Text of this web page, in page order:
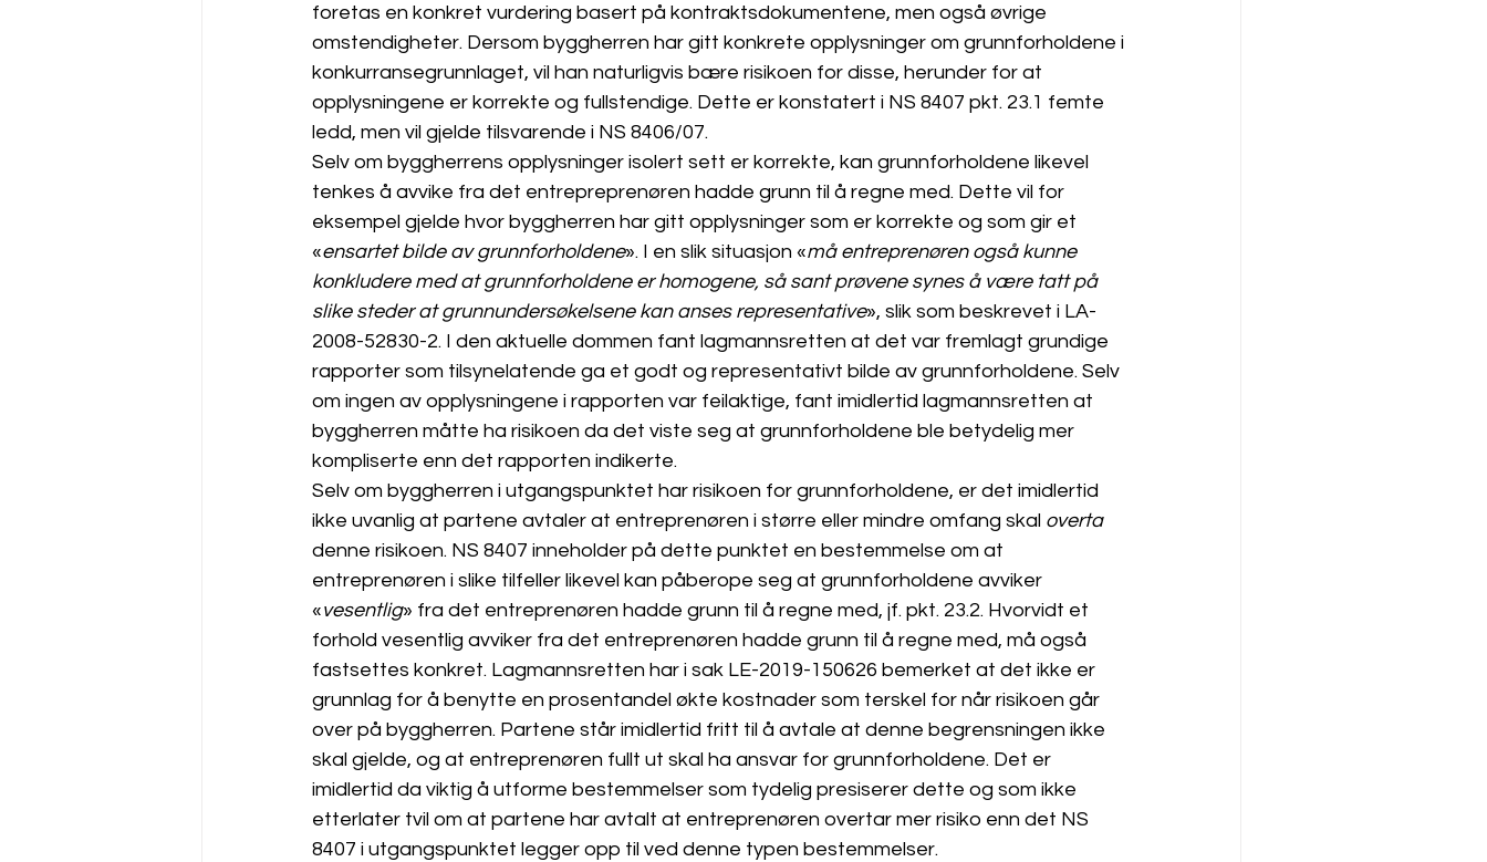
foretas en konkret vurdering basert på kontraktsdokumentene, men også øvrige
omstendigheter. Dersom byggherren har gitt konkrete opplysninger om grunnforholdene i
konkurransegrunnlaget, vil han naturligvis bære risikoen for disse, herunder for at
opplysningene er korrekte og fullstendige. Dette er konstatert i NS 8407 pkt. 23.1 femte
ledd, men vil gjelde tilsvarende i NS 8406/07.
Selv om byggherrens opplysninger isolert sett er korrekte, kan grunnforholdene likevel
tenkes å avvike fra det entrepreprenøren hadde grunn til å regne med. Dette vil for
eksempel gjelde hvor byggherren har gitt opplysninger som er korrekte og som gir et
«ensartet bilde av grunnforholdene». I en slik situasjon «må entreprenøren også kunne
konkludere med at grunnforholdene er homogene, så sant prøvene synes å være tatt på
slike steder at grunnundersøkelsene kan anses representative», slik som beskrevet i LA-
2008-52830-2. I den aktuelle dommen fant lagmannsretten at det var fremlagt grundige
rapporter som tilsynelatende ga et godt og representativt bilde av grunnforholdene. Selv
om ingen av opplysningene i rapporten var feilaktige, fant imidlertid lagmannsretten at
byggherren måtte ha risikoen da det viste seg at grunnforholdene ble betydelig mer
kompliserte enn det rapporten indikerte.
Selv om byggherren i utgangspunktet har risikoen for grunnforholdene, er det imidlertid
ikke uvanlig at partene avtaler at entreprenøren i større eller mindre omfang skal overta
denne risikoen. NS 8407 inneholder på dette punktet en bestemmelse om at
entreprenøren i slike tilfeller likevel kan påberope seg at grunnforholdene avviker
«vesentlig» fra det entreprenøren hadde grunn til å regne med, jf. pkt. 23.2. Hvorvidt et
forhold vesentlig avviker fra det entreprenøren hadde grunn til å regne med, må også
fastsettes konkret. Lagmannsretten har i sak LE-2019-150626 bemerket at det ikke er
grunnlag for å benytte en prosentandel økte kostnader som terskel for når risikoen går
over på byggherren. Partene står imidlertid fritt til å avtale at denne begrensningen ikke
skal gjelde, og at entreprenøren fullt ut skal ha ansvar for grunnforholdene. Det er
imidlertid da viktig å utforme bestemmelser som tydelig presiserer dette og som ikke
etterlater tvil om at partene har avtalt at entreprenøren overtar mer risiko enn det NS
8407 i utgangspunktet legger opp til ved denne typen bestemmelser.